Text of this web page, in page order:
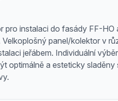
pro instalaci do fasády FF-HO
panel/kolektor v
jeřábem. Individuální výběr
optimálně a esteticky sladěny